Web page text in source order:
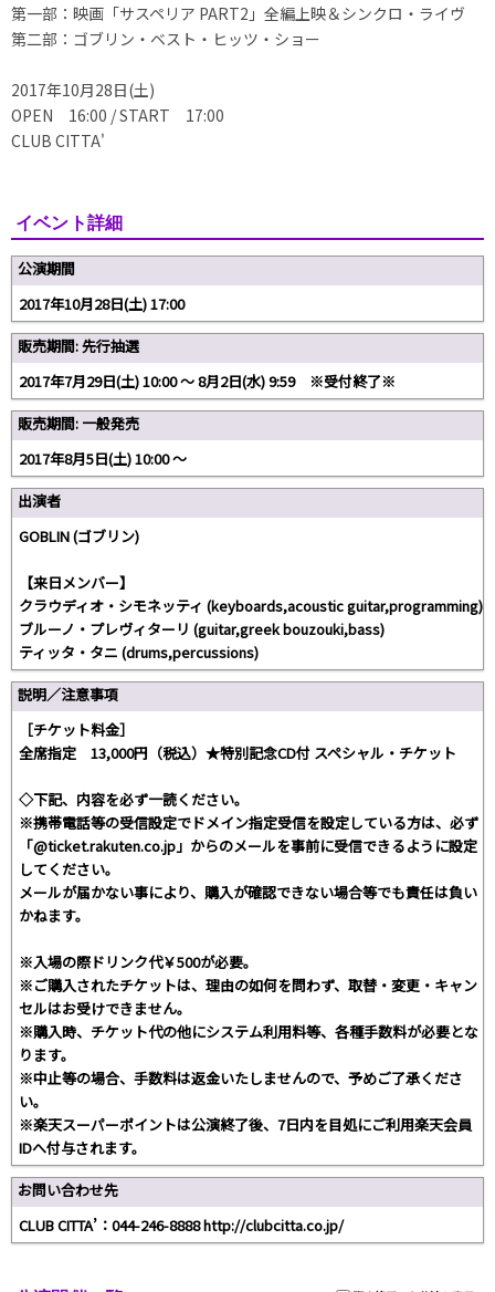
第一部：映画「サスペリア PART2」全編上映＆シンクロ・ライヴ
第二部：ゴブリン・ベスト・ヒッツ・ショー
2017年10月28日(土)
OPEN 16:00 / START 17:00
CLUB CITTA'
イベント詳細
公演期間
2017年10月28日(土) 17:00
販売期間: 先行抽選
2017年7月29日(土) 10:00 〜 8月2日(水) 9:59 ※受付終了※
販売期間: 一般発売
2017年8月5日(土) 10:00 〜
出演者
GOBLIN (ゴブリン)
【来日メンバー】
クラウディオ・シモネッティ (keyboards,acoustic guitar,programming)
ブルーノ・プレヴィターリ (guitar,greek bouzouki,bass)
ティッタ・タニ (drums,percussions)
説明／注意事項
［チケット料金］
全席指定 13,000円（税込）★特別記念CD付 スペシャル・チケット
◇下記、内容を必ず一読ください。
※携帯電話等の受信設定でドメイン指定受信を設定している方は、必ず
「@ticket.rakuten.co.jp」からのメールを事前に受信できるように設定
してください。
メールが届かない事により、購入が確認できない場合等でも責任は負い
かねます。
※入場の際ドリンク代￥500が必要。
※ご購入されたチケットは、理由の如何を問わず、取替・変更・キャン
セルはお受けできません。
※購入時、チケット代の他にシステム利用料等、各種手数料が必要とな
ります。
※中止等の場合、手数料は返金いたしませんので、予めご了承くださ
い。
※楽天スーパーポイントは公演終了後、7日内を目処にご利用楽天会員
IDへ付与されます。
お問い合わせ先
CLUB CITTA’：044-246-8888 http://clubcitta.co.jp/